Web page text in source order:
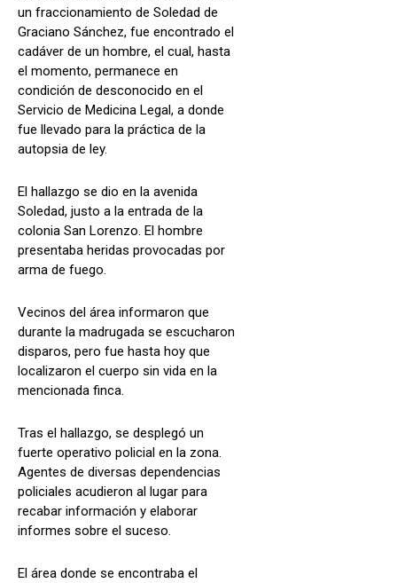
un fraccionamiento de Soledad de
Graciano Sánchez, fue encontrado el
cadáver de un hombre, el cual, hasta
el momento, permanece en
condición de desconocido en el
Servicio de Medicina Legal, a donde
fue llevado para la práctica de la
autopsia de ley.
El hallazgo se dio en la avenida
Soledad, justo a la entrada de la
colonia San Lorenzo. El hombre
presentaba heridas provocadas por
arma de fuego.
Vecinos del área informaron que
durante la madrugada se escucharon
disparos, pero fue hasta hoy que
localizaron el cuerpo sin vida en la
mencionada finca.
Tras el hallazgo, se desplegó un
fuerte operativo policial en la zona.
Agentes de diversas dependencias
policiales acudieron al lugar para
recabar información y elaborar
informes sobre el suceso.
El área donde se encontraba el